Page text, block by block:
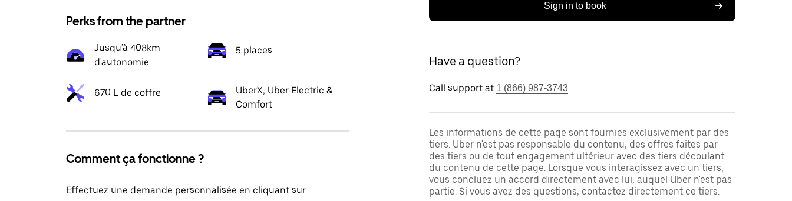
Perks from the partner
Jusqu'à 408km
d'autonomie
5 places
670 L de coffre
UberX, Uber Electric &
Comfort
Comment ça fonctionne ?
Effectuez une demande personnalisée en cliquant sur
Sign in to book
Have a question?
Call support at 1 (866) 987-3743
Les informations de cette page sont fournies exclusivement par des
tiers. Uber n'est pas responsable du contenu, des offres faites par
des tiers ou de tout engagement ultérieur avec des tiers découlant
du contenu de cette page. Lorsque vous interagissez avec un tiers,
vous concluez un accord directement avec lui, auquel Uber n'est pas
partie. Si vous avez des questions, contactez directement ce tiers.